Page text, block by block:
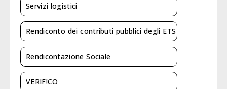
Servizi logistici
Rendiconto dei contributi pubblici degli ETS
Rendicontazione Sociale
VERIF!CO